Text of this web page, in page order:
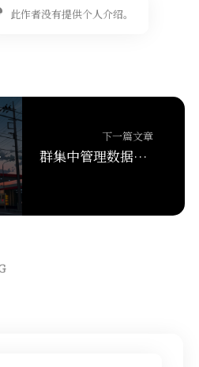
此作者没有提供个人介绍。
下一篇文章
群集中管理数据处理作业的工作流协调服务之Apache Oozie